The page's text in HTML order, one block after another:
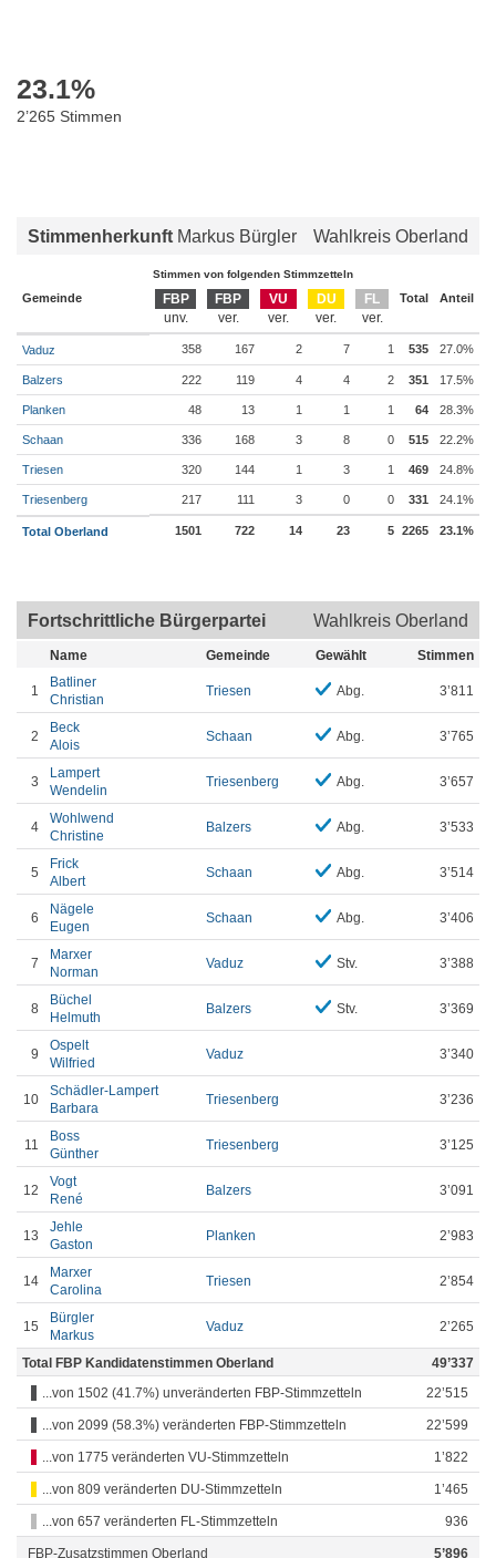
23.1%
2’265 Stimmen
Stimmenherkunft Markus Bürgler Wahlkreis Oberland
Stimmen von folgenden Stimmzetteln
Gemeinde FBP FBP VU DU FL Total Anteil
Vaduz 358 167 2 7 1 535 27.0%
Balzers 222 119 4 4 2 351 17.5%
Planken 48 13 1 1 1 64 28.3%
Schaan 336 168 3 8 0 515 22.2%
Triesen 320 144 1 3 1 469 24.8%
Triesenberg 217 111 3 0 0 331 24.1%
Total Oberland 1501 722 14 23 5 2265 23.1%
Fortschrittliche Bürgerpartei Wahlkreis Oberland
Name Gemeinde Gewählt Stimmen
1
Batliner
Christian
Triesen Abg. 3’811
2
Beck
Alois
Schaan Abg. 3’765
3
Lampert
Wendelin
Triesenberg Abg. 3’657
4
Wohlwend
Christine
Balzers Abg. 3’533
5
Frick
Albert
Schaan Abg. 3’514
6
Nägele
Eugen
Schaan Abg. 3’406
7
Marxer
Norman
Vaduz Stv. 3’388
8
Büchel
Helmuth
Balzers Stv. 3’369
9
Ospelt
Wilfried
Vaduz 3’340
10
Schädler-Lampert
Barbara
Triesenberg 3’236
11
Boss
Günther
Triesenberg 3’125
12
Vogt
René
Balzers 3’091
13
Jehle
Gaston
Planken 2’983
14
Marxer
Carolina
Triesen 2’854
15
Bürgler
Markus
Vaduz 2’265
Total FBP Kandidatenstimmen Oberland
49’337
...von 1502 (41.7%) unveränderten FBP-Stimmzetteln
22’515
...von 2099 (58.3%) veränderten FBP-Stimmzetteln 22’599
...von 1775 veränderten VU-Stimmzetteln 1’822
...von 809 veränderten DU-Stimmzetteln 1’465
...von 657 veränderten FL-Stimmzetteln 936
FBP-Zusatzstimmen Oberland 5’896